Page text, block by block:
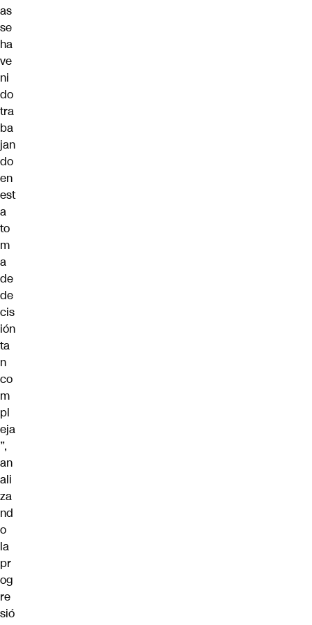
as
se
ha
ve
ni
do
tra
ba
jan
do
en
est
a
to
m
a
de
de
cis
ión
ta
n
co
m
pl
eja
”,
an
ali
za
nd
o
la
pr
og
re
sió